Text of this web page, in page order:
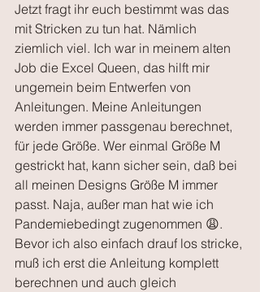
Jetzt fragt ihr euch bestimmt was das
mit Stricken zu tun hat. Nämlich
ziemlich viel. Ich war in meinem alten
Job die Excel Queen, das hilft mir
ungemein beim Entwerfen von
Anleitungen. Meine Anleitungen
werden immer passgenau berechnet,
für jede Größe. Wer einmal Größe M
gestrickt hat, kann sicher sein, daß bei
all meinen Designs Größe M immer
passt. Naja, außer man hat wie ich
Pandemiebedingt zugenommen 😩.
Bevor ich also einfach drauf los stricke,
muß ich erst die Anleitung komplett
berechnen und auch gleich